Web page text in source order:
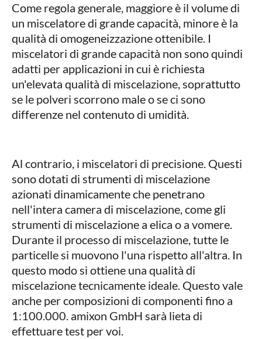
Come regola generale, maggiore è il volume di
un miscelatore di grande capacità, minore è la
qualità di omogeneizzazione ottenibile. I
miscelatori di grande capacità non sono quindi
adatti per applicazioni in cui è richiesta
un'elevata qualità di miscelazione, soprattutto
se le polveri scorrono male o se ci sono
differenze nel contenuto di umidità.
Al contrario, i miscelatori di precisione. Questi
sono dotati di strumenti di miscelazione
azionati dinamicamente che penetrano
nell'intera camera di miscelazione, come gli
strumenti di miscelazione a elica o a vomere.
Durante il processo di miscelazione, tutte le
particelle si muovono l'una rispetto all'altra. In
questo modo si ottiene una qualità di
miscelazione tecnicamente ideale. Questo vale
anche per composizioni di componenti fino a
1:100.000. amixon GmbH sarà lieta di
effettuare test per voi.